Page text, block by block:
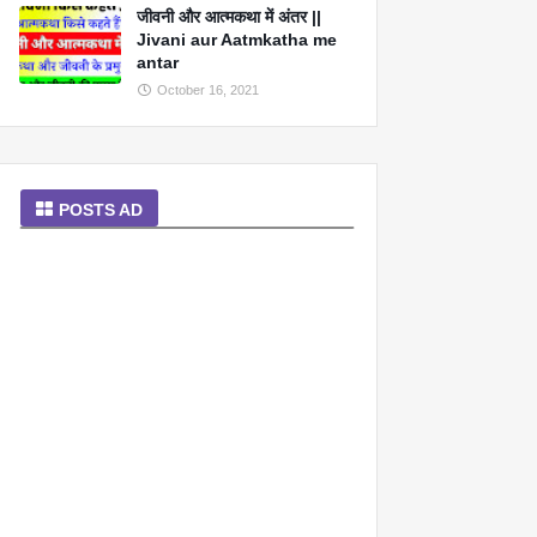
जीवनी और आत्मकथा में अंतर ||
Jivani aur Aatmkatha me
antar
October 16, 2021
POSTS AD